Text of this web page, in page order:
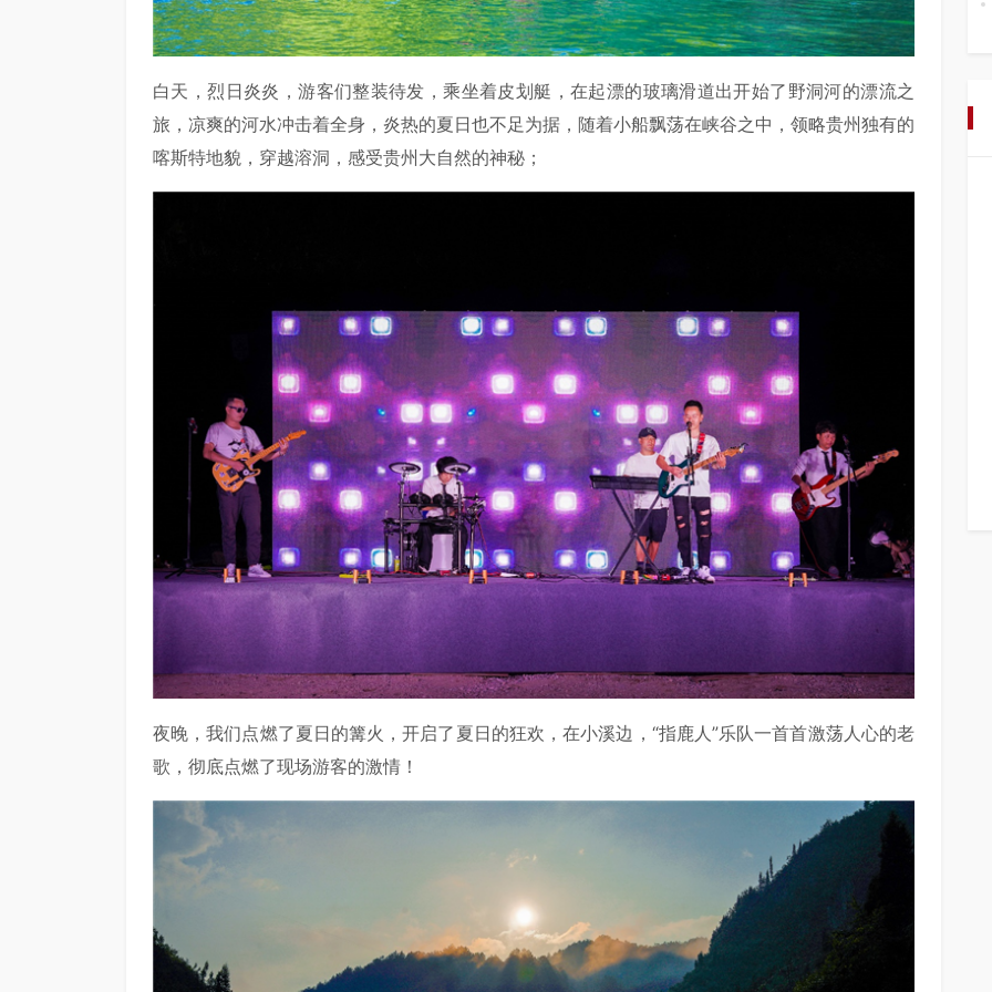
白天，烈日炎炎，游客们整装待发，乘坐着皮划艇，在起漂的玻璃滑道出开始了野洞河的漂流之
旅，凉爽的河水冲击着全身，炎热的夏日也不足为据，随着小船飘荡在峡谷之中，领略贵州独有的
喀斯特地貌，穿越溶洞，感受贵州大自然的神秘；
夜晚，我们点燃了夏日的篝火，开启了夏日的狂欢，在小溪边，“指鹿人”乐队一首首激荡人心的老
歌，彻底点燃了现场游客的激情！